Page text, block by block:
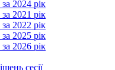
2024 рік
2021 рік
2022 рік
2025 рік
2026 рік
сесії